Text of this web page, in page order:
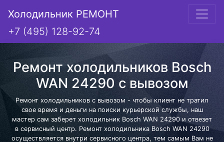
Холодильник РЕМОНТ
+7 (495) 128-92-74
Ремонт холодильников Bosch
WAN 24290 с вывозом
Ремонт холодильников с вывозом - чтобы клиент не тратил
свое время и деньги на поиски курьерской службы, наш
мастер сам заберет холодильник Bosch WAN 24290 и отвезет
в сервисный центр. Ремонт холодильника Bosch WAN 24290
осуществляется внутри сервисного центра, тем самым Вам не